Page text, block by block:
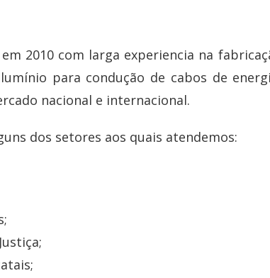
2010 com larga experiencia na
para condução de cabos de
nacional e internacional.
dos setores aos quais atendemos: